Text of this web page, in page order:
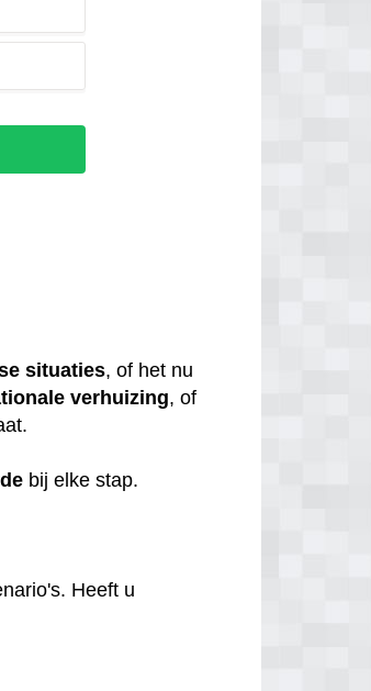
situaties, of het nu
verhuizing, of
bij elke stap.
Heeft u